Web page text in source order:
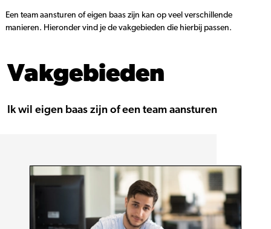
Een team aansturen of eigen baas zijn kan op veel verschillende
manieren. Hieronder vind je de vakgebieden die hierbij passen.
Vakgebieden
Ik wil eigen baas zijn of een team aansturen